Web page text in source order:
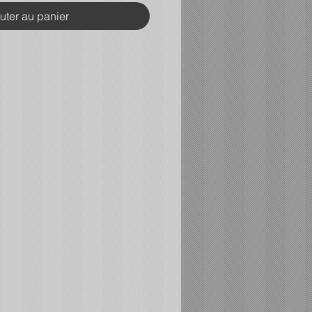
au panier